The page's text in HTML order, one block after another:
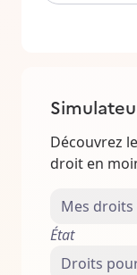
Découvrez
droit en
Mes droits
État
Droits